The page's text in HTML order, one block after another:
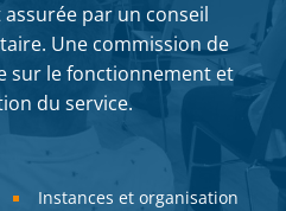
assurée par un conseil
Une commission de
sur le fonctionnement et
du service.
Instances et organisation